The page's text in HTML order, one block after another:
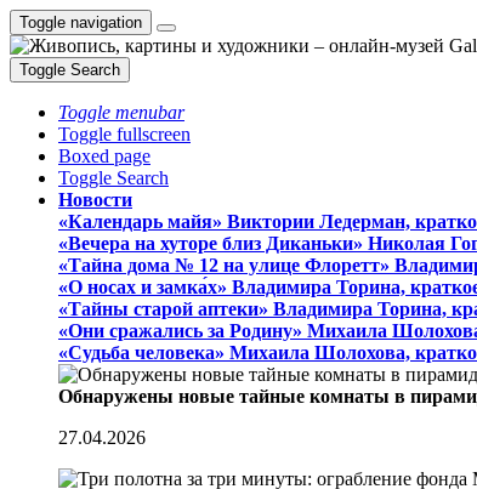
Toggle navigation
Toggle Search
Toggle menubar
Toggle fullscreen
Boxed page
Toggle Search
Новости
«Календарь майя» Виктории Ледерман,
«Вечера на хуторе близ Диканьки» Николая
«Тайна дома № 12 на улице Флоретт»
«О носах и замка́х» Владимира Торина,
«Тайны старой аптеки» Владимира Торина,
«Они сражались за Родину» Михаила
«Судьба человека» Михаила Шолохова,
Обнаружены новые тайные комнаты в
27.04.2026